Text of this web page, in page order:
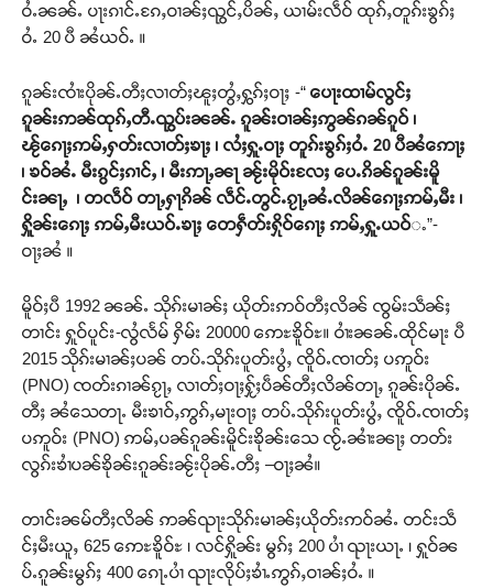
ဝႆႉၼၼ်ႉ ပႃးၵၢင်ႉၵႄႇဝၢၼ်ႈၺွင်ႇပိၼ်ႇ ယၢမ်းလဵဝ် ထုၵ်ႇတူၵ်းၶွၵ်ႈ
ဝႆႉ 20 ပီ ၼႆယဝ်ႉ ။
ၵူၼ်းၸၢႆးပိုၼ်ႉတီႈလၢတ်ႈၽူႈတွႆႇႁွၵ်ႈဝႃႈ -“ ပေႃးထၢမ်လွင်ႈ
ၵူၼ်းဢၼ်ထုၵ်ႇတီႉၺွပ်းၼၼ်ႉ ၵူၼ်းဝၢၼ်ႈဢွၼ်ၵၼ်ၵူဝ် ၊
ၽႂ်ၵေႃႈဢမ်ႇႁတ်းလၢတ်ႈၶႃႈ ၊ လႆႈႁူႉဝႃႈ တူၵ်းၶွၵ်ႈဝႆႉ 20 ပီၼႆဢေႃႈ
၊ ၶဝ်ၼႆႉ မီးၵွင်ႈၵၢင်ႇ ၊ မီးဢႃႇၼႃ ၼႂ်းမိုဝ်းလႄႈ ပေႉၵိၼ်ၵူၼ်းမိူ
င်းၼႃႇ ၊ တလဵဝ် တႃႇႁႃၵိၼ် လဵင်ႉတွင်ႉၵႂႃႇၼႆႉလိၼ်ၵေႃႈဢမ်ႇမီး ၊
ႁိူၼ်းၵေႃႈ ဢမ်ႇမီးယဝ်ႉၶႃႈ တေႁဵတ်းႁိုဝ်ၵေႃႈ ဢမ်ႇႁူႉယဝ်ႉ”-
ဝႃႈၼႆ ။
မိူဝ်ႈပီ 1992 ၼၼ်ႉ သိုၵ်းမၢၼ်ႈ ယိုတ်းဢဝ်တီႈလိၼ် ၸွမ်းသဵၼ်ႈ
တၢင်း ႁူဝ်ပူင်း-လွႆလႅမ် ႁိမ်း 20000 ဢေႊၶိူဝ်ႊ။ ဝၢႆးၼၼ်ႉထိုင်မႃး ပီ
2015 သိုၵ်းမၢၼ်ႈပၼ် တပ်ႉသိုၵ်းပူတ်းပွႆႇ ၸိူဝ်ႉၸၢတ်ႈ ပဢူဝ်း
(PNO) ၸတ်းၵၢၼ်ၵႂႃႇ လၢတ်ႈဝႃႈႁႂ်ႈပဵၼ်တီႈလိၼ်တႃႇ ၵူၼ်းပိုၼ်ႉ
တီႈ ၼႆသေတႃႉ မီးၶၢဝ်ႇဢွၵ်ႇမႃးဝႃႈ တပ်ႉသိုၵ်းပူတ်းပွႆႇ ၸိူဝ်ႉၸၢတ်ႈ
ပဢူဝ်း (PNO) ဢမ်ႇပၼ်ၵူၼ်းမိူင်းၶိုၼ်းသေ ၸႂ်ႉၼၢႆးၼႃႈ တတ်း
လွၵ်းၶၢႆပၼ်ၶိုၼ်းၵူၼ်းၼႂ်းပိုၼ်ႉတီႈ –ဝႃႈၼႆ။
တၢင်းၼမ်တီႈလိၼ် ဢၼ်ၺႃးသိုၵ်းမၢၼ်ႈယိုတ်းဢဝ်ၼႆႉ တင်းသဵ
င်ႈမီးယူႇ 625 ဢေႊၶိူဝ်ႊ ၊ လင်ႁိူၼ်း မွၵ်ႈ 200 ပၢႆ ၺႃးယႃႉ ၊ ႁူဝ်ၼ
ပ်ႉၵူၼ်းမွၵ်ႈ 400 ၵေႃႉပၢႆ ၺႃးလိုပ်ႈၶၢႆႉဢွၵ်ႇဝၢၼ်ႈဝႆႉ ။